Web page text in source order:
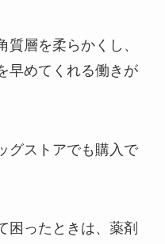
層を柔らかくし、
早めてくれる働きが
グストアでも購入で
困ったときは、薬剤